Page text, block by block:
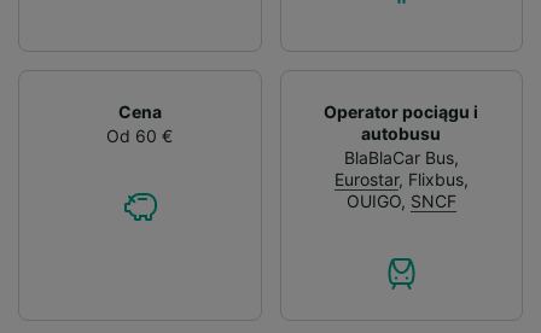
Cena
Od 60 €
Operator pociągu i
autobusu
BlaBlaCar Bus,
Eurostar, Flixbus,
OUIGO, SNCF